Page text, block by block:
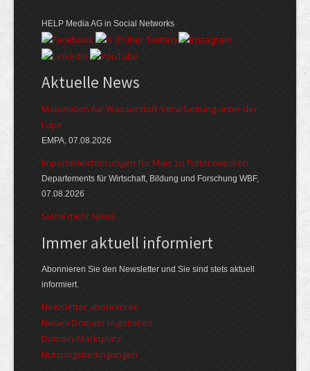
HELP Media AG in Social Networks
Aktuelle News
Materialien für Wasserstoff-Verarbeitung unter der
Lupe
EMPA, 07.08.2026
Importerleichterungen für Mais zu Futterzwecken
Departements für Wirtschaft, Bildung und Forschung WBF,
07.08.2026
Siehe mehr News
Immer aktuell informiert
Abonnieren Sie den Newsletter und Sie sind stets aktuell
informiert.
Newsletter abonnieren
Neuen Domain registieren
Domain-Marktplatz
Nutzungsbedingungen